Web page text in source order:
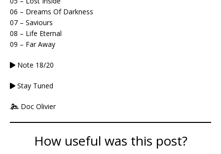
06 – Dreams Of Darkness
07 – Saviours
08 – Life Eternal
09 – Far Away
Note 18/20
Stay Tuned
Doc Olivier
How useful was this post?